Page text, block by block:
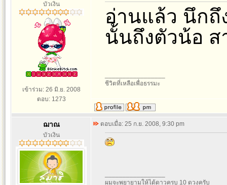
บัวเงิน
เข้าร่วม: 26 มิ.ย. 2008
ตอบ: 1273
อ่านแล้ว นึก
นั้นถึงตัวน้อ
ชีวิตที่เหลือเพื่อธรรมะ
ฌาณ
บัวเงิน
ตอบเมื่อ: 25 ก.ย. 2008, 9:30 pm
ผมจะพยายามให้ได้ดาวครบ 10 ดวงครับ